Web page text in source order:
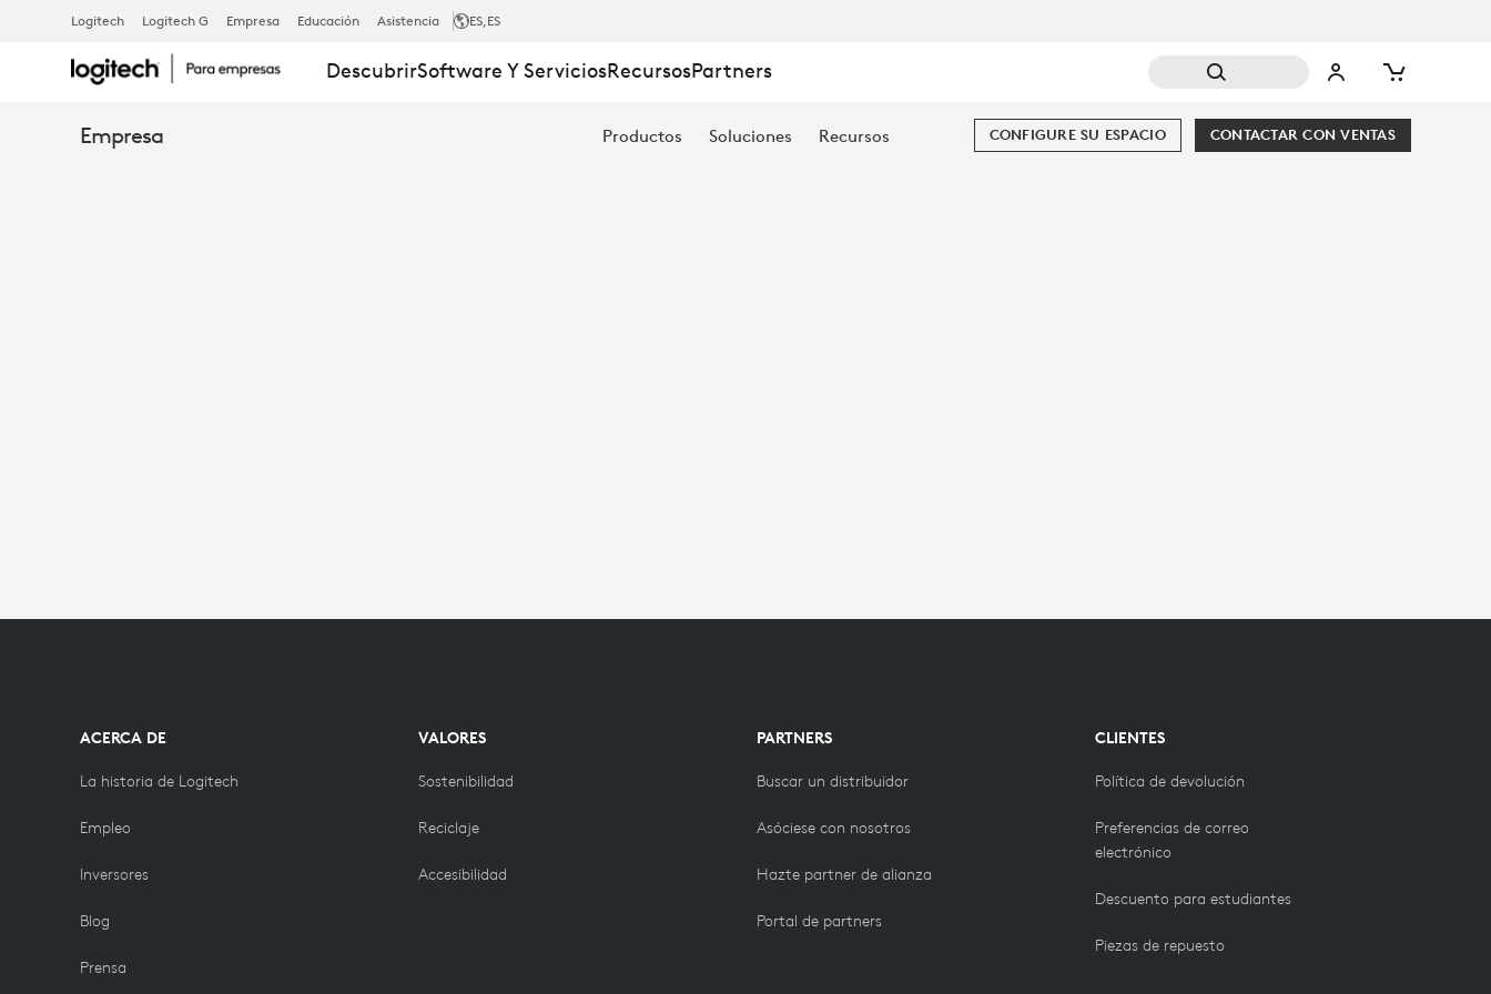
MK620
BUSINESS
Logitech Logitech G Empresa Educación Asistencia ES,ES
DescubrirSoftware Y ServiciosRecursosPartners
Empresa Productos Soluciones Recursos CONTACTAR CON VENTAS
CONFIGURE SU ESPACIO
ACERCA DE
La historia de Logitech
Empleo
Inversores
Blog
Prensa
VALORES
Sostenibilidad
Reciclaje
Accesibilidad
PARTNERS
Buscar un distribuidor
Asóciese con nosotros
Hazte partner de alianza
Portal de partners
CLIENTES
Política de devolución
Preferencias de correo
electrónico
Descuento para estudiantes
Piezas de repuesto